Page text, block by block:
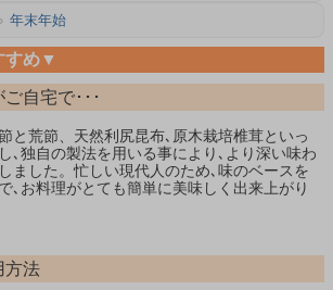
年末年始
すめ▼
自宅で･･･
と荒節、天然利尻昆布､原木栽培椎茸といっ
､独自の製法を用いる事により､より深い味わ
ました。忙しい現代人のため､味のベースを
､お料理がとても簡単に美味しく出来上がり
方法